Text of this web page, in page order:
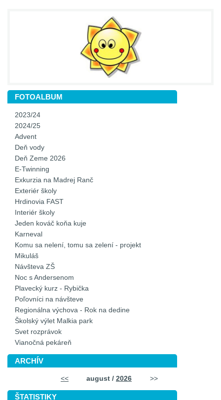
FOTOALBUM
2023/24
2024/25
Advent
Deň vody
Deň Zeme 2026
E-Twinning
Exkurzia na Madrej Ranč
Exteriér školy
Hrdinovia FAST
Interiér školy
Jeden kováč koňa kuje
Karneval
Komu sa nelení, tomu sa zelení - projekt
Mikuláš
Návšteva ZŠ
Noc s Andersenom
Plavecký kurz - Rybička
Poľovníci na návšteve
Regionálna výchova - Rok na dedine
Školský výlet Malkia park
Svet rozprávok
Vianočná pekáreň
ARCHÍV
<< august / 2026 >>
ŠTATISTIKY